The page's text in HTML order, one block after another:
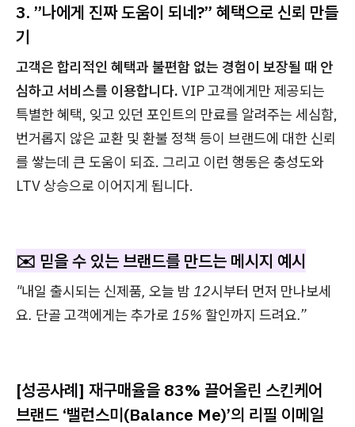
3. ”나에게 진짜 도움이 되네?” 혜택으로 신뢰 만들
기
고객은 합리적인 혜택과 불편함 없는 경험이 보장될 때 안
심하고 서비스를 이용합니다. VIP 고객에게만 제공되는
특별한 혜택, 잊고 있던 포인트의 만료를 알려주는 세심함,
번거롭지 않은 교환 및 환불 정책 등이 브랜드에 대한 신뢰
를 쌓는데 큰 도움이 되죠. 그리고 이런 행동은 충성도와
LTV 상승으로 이어지게 됩니다.
✉️ 믿을 수 있는 브랜드를 만드는 메시지 예시
"내일 출시되는 신제품, 오늘 밤 12시부터 먼저 만나보세
요. 단골 고객에게는 추가로 15% 할인까지 드려요.”
[성공사례] 재구매율을 83% 끌어올린 스킨케어
브랜드 ‘밸런스미(Balance Me)’의 리필 이메일